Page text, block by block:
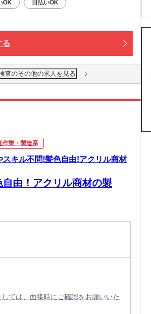
OK 日払いOK
る
査のその他の求人を見る
作業・製造系
キル不問!髪色自由!アクリル商材
由！アクリル商材の製
ては、面接時にご確認をお願いいた